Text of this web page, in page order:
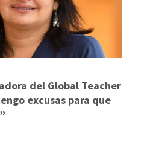
del Global Teacher
excusas para que